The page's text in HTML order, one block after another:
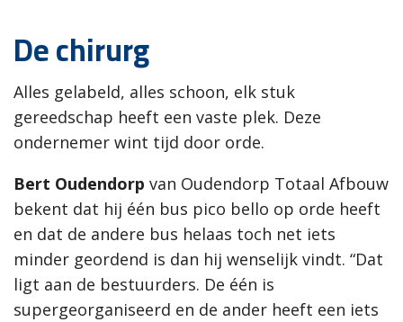
De chirurg
Alles gelabeld, alles schoon, elk stuk
gereedschap heeft een vaste plek. Deze
ondernemer wint tijd door orde.
Bert Oudendorp van Oudendorp Totaal Afbouw
bekent dat hij één bus pico bello op orde heeft
en dat de andere bus helaas toch net iets
minder geordend is dan hij wenselijk vindt. “Dat
ligt aan de bestuurders. De één is
supergeorganiseerd en de ander heeft een iets